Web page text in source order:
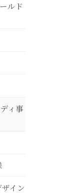
ルド
ィ事
イン